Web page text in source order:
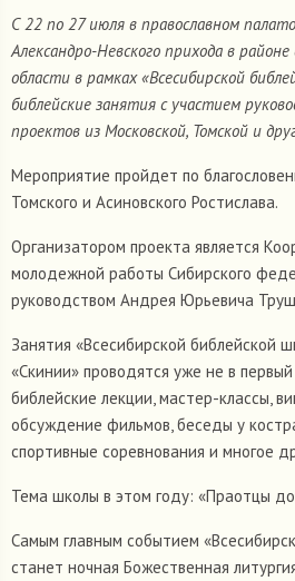
С 22 по 27 июля в православном
Александро-Невского прихода в
области в рамках«Всесибирской
библейские занятия с участием
проектов из Московской, Томской и
Мероприятие пройдет по
Томского и Асиновского Ростислава.
Организатором проекта является
молодежной работы Сибирского
руководством Андрея Юрьевича
Занятия «Всесибирской библейской
«Скинии» проводятся уже не в
библейские лекции, мастер-классы,
обсуждение фильмов, беседы у
спортивные соревнования и многое
Тема школы в этом году: «Праотцы
Самым главным событием
станет ночная Божественная